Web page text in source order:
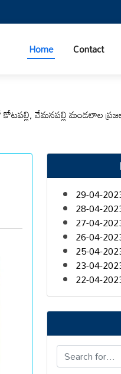
Home Contact
వేమనపల్లి మండలాల ప్రజలు
29-04-
28-04-
27-04-
26-04-
25-04-
23-04-
22-04-